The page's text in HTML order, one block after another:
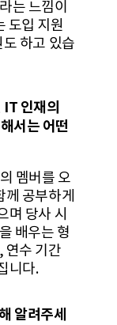
는 느낌이
도입 지원
하고 있습
인재의
서는 어떤
멤버를 오
공부하게
며 당사 시
배우는 형
연수 기간
니다.
알려주세